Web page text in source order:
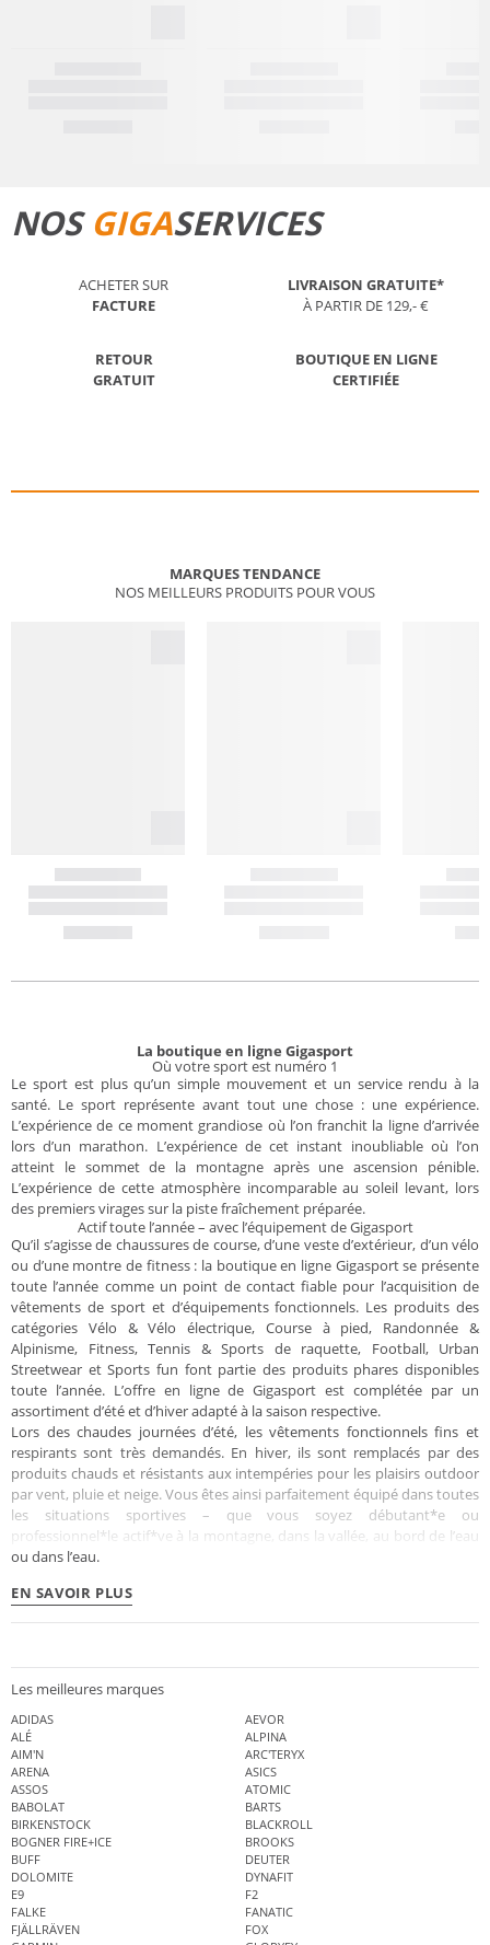
NOS GIGASERVICES
ACHETER SUR
FACTURE
LIVRAISON GRATUITE*
À PARTIR DE 129,- €
RETOUR
GRATUIT
BOUTIQUE EN LIGNE
CERTIFIÉE
MARQUES TENDANCE
NOS MEILLEURS PRODUITS POUR VOUS
La boutique en ligne Gigasport
Où votre sport est numéro 1
Le sport est plus qu’un simple mouvement et un service rendu à la
santé. Le sport représente avant tout une chose : une expérience.
L’expérience de ce moment grandiose où l’on franchit la ligne d’arrivée
lors d’un marathon. L’expérience de cet instant inoubliable où l’on
atteint le sommet de la montagne après une ascension pénible.
L’expérience de cette atmosphère incomparable au soleil levant, lors
des premiers virages sur la piste fraîchement préparée.
Actif toute l’année – avec l’équipement de Gigasport
Qu’il s’agisse de chaussures de course, d’une veste d’extérieur, d’un vélo
ou d’une montre de fitness : la boutique en ligne Gigasport se présente
toute l’année comme un point de contact fiable pour l’acquisition de
vêtements de sport et d’équipements fonctionnels. Les produits des
catégories Vélo & Vélo électrique, Course à pied, Randonnée &
Alpinisme, Fitness, Tennis & Sports de raquette, Football, Urban
Streetwear et Sports fun font partie des produits phares disponibles
toute l’année. L’offre en ligne de Gigasport est complétée par un
assortiment d’été et d’hiver adapté à la saison respective.
Lors des chaudes journées d’été, les vêtements fonctionnels fins et
respirants sont très demandés. En hiver, ils sont remplacés par des
produits chauds et résistants aux intempéries pour les plaisirs outdoor
par vent, pluie et neige. Vous êtes ainsi parfaitement équipé dans toutes
les situations sportives – que vous soyez débutant*e ou
professionnel*le actif*ve à la montagne, dans la vallée, au bord de l’eau
ou dans l’eau.
EN SAVOIR PLUS
Les meilleures marques
ADIDAS
AEVOR
ALÉ
ALPINA
AIM'N
ARC'TERYX
ARENA
ASICS
ASSOS
ATOMIC
BABOLAT
BARTS
BIRKENSTOCK
BLACKROLL
BOGNER FIRE+ICE
BROOKS
BUFF
DEUTER
DOLOMITE
DYNAFIT
E9
F2
FALKE
FANATIC
FJÄLLRÄVEN
FOX